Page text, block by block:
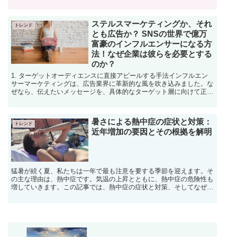
トレンド
ステルスマーケティングか、それ
とも広告か？ SNSの世界で億万
富豪のインフルエンサーになる方
法！なぜ企業は彼らを必要とする
のか？
1. ターゲットオーディエンスに直接アピールする手法インフルエン
サーマーケティングは、広告業界に革新的な風を吹き込みました。な
ぜなら、伝えたいメッセージを、具体的なターゲット層に向けて正確
トレンド
暑さによる熱中症の症状と対策：
近年増加の要因とその根拠を解明
猛暑が続く夏、私たちは一年で最も注意を要する季節を迎えます。そ
の主な理由は、熱中症です。気温の上昇とともに、熱中症の危険性も
増していきます。この記事では、熱中症の症状と対策、そしてなぜ近